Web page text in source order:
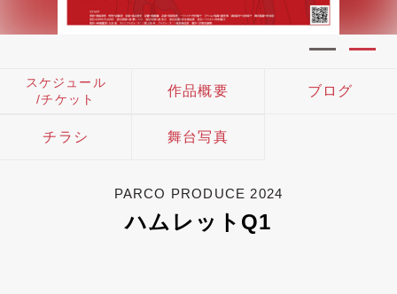
スケジュール
/チケット
作品概要 ブログ
チラシ 舞台写真
PARCO PRODUCE 2024
ハムレットQ1